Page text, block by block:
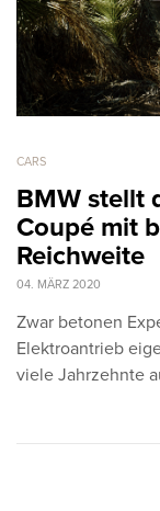
CARS
BMW stellt
Coupé mit
Reichweite
04. MÄRZ 2020
Zwar betonen
Elektroantrieb
viele Jahrzehnte